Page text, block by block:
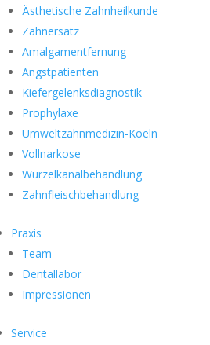
Ästhetische Zahnheilkunde
Zahnersatz
Amalgamentfernung
Angstpatienten
Kiefergelenksdiagnostik
Prophylaxe
Umweltzahnmedizin-Koeln
Vollnarkose
Wurzelkanalbehandlung
Zahnfleischbehandlung
Praxis
Team
Dentallabor
Impressionen
Service